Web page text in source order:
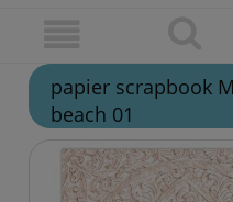
papier scrapbook
beach 01